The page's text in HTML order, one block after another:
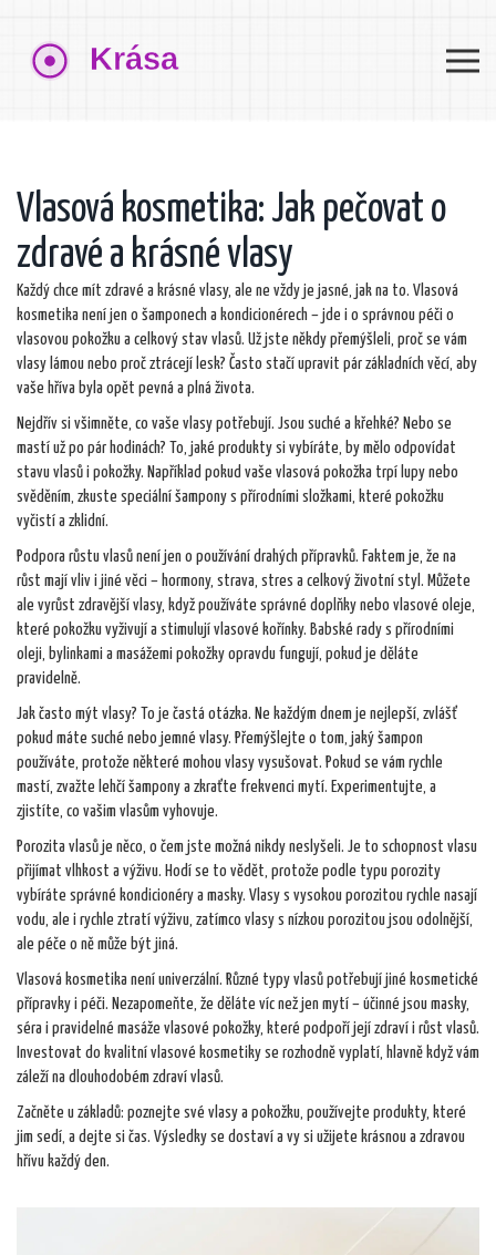
Vlasová kosmetika: Jak pečovat o
zdravé a krásné vlasy
Každý chce mít zdravé a krásné vlasy, ale ne vždy je jasné, jak na to. Vlasová
kosmetika není jen o šamponech a kondicionérech – jde i o správnou péči o
vlasovou pokožku a celkový stav vlasů. Už jste někdy přemýšleli, proč se vám
vlasy lámou nebo proč ztrácejí lesk? Často stačí upravit pár základních věcí, aby
vaše hříva byla opět pevná a plná života.
Nejdřív si všimněte, co vaše vlasy potřebují. Jsou suché a křehké? Nebo se
mastí už po pár hodinách? To, jaké produkty si vybíráte, by mělo odpovídat
stavu vlasů i pokožky. Například pokud vaše vlasová pokožka trpí lupy nebo
svěděním, zkuste speciální šampony s přírodními složkami, které pokožku
vyčistí a zklidní.
Podpora růstu vlasů není jen o používání drahých přípravků. Faktem je, že na
růst mají vliv i jiné věci – hormony, strava, stres a celkový životní styl. Můžete
ale vyrůst zdravější vlasy, když používáte správné doplňky nebo vlasové oleje,
které pokožku vyživují a stimulují vlasové kořínky. Babské rady s přírodními
oleji, bylinkami a masážemi pokožky opravdu fungují, pokud je děláte
pravidelně.
Jak často mýt vlasy? To je častá otázka. Ne každým dnem je nejlepší, zvlášť
pokud máte suché nebo jemné vlasy. Přemýšlejte o tom, jaký šampon
používáte, protože některé mohou vlasy vysušovat. Pokud se vám rychle
mastí, zvažte lehčí šampony a zkraťte frekvenci mytí. Experimentujte, a
zjistíte, co vašim vlasům vyhovuje.
Porozita vlasů je něco, o čem jste možná nikdy neslyšeli. Je to schopnost vlasu
přijímat vlhkost a výživu. Hodí se to vědět, protože podle typu porozity
vybíráte správné kondicionéry a masky. Vlasy s vysokou porozitou rychle nasají
vodu, ale i rychle ztratí výživu, zatímco vlasy s nízkou porozitou jsou odolnější,
ale péče o ně může být jiná.
Vlasová kosmetika není univerzální. Různé typy vlasů potřebují jiné kosmetické
přípravky i péči. Nezapomeňte, že děláte víc než jen mytí – účinné jsou masky,
séra i pravidelné masáže vlasové pokožky, které podpoří její zdraví i růst vlasů.
Investovat do kvalitní vlasové kosmetiky se rozhodně vyplatí, hlavně když vám
záleží na dlouhodobém zdraví vlasů.
Začněte u základů: poznejte své vlasy a pokožku, používejte produkty, které
jim sedí, a dejte si čas. Výsledky se dostaví a vy si užijete krásnou a zdravou
hřívu každý den.